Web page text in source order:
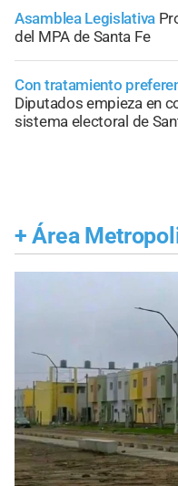
Asamblea Legislativa
del MPA de Santa Fe
Con tratamiento
Diputados empieza en
sistema electoral de
+ Área